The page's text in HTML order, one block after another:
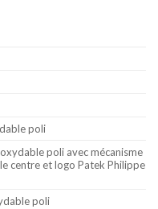
poli
poli avec mécanisme
centre et logo Patek Philippe
poli